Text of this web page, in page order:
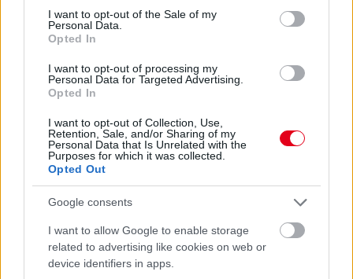
consent section.
I want to opt-out of the Sale of my
Personal Data.
Opted In
I want to opt-out of processing my
Personal Data for Targeted Advertising.
Opted In
I want to opt-out of Collection, Use,
Retention, Sale, and/or Sharing of my
Personal Data that Is Unrelated with the
Purposes for which it was collected.
Opted Out
Google consents
I want to allow Google to enable storage
related to advertising like cookies on web or
device identifiers in apps.
1 napja
„Jó látni, hogy közel az álom” – Camara az F1-es